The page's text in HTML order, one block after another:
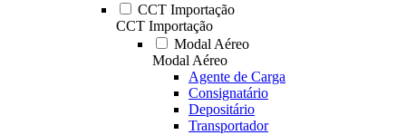
CCT Importação
CCT Importação
Modal Aéreo
Modal Aéreo
Agente de Carga
Consignatário
Depositário
Transportador